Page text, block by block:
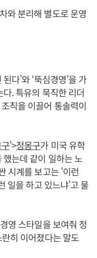
와 분리해 별도로 운영
다’와 ‘뚝심경영’을 가
. 특유의 묵직한 리더
직을 이끌어 통솔력이
'>정몽구가 미국 유학
는데 같이 일하는 노
시계를 보고는 '이런
일을 하고 있느냐'고 물
영 스타일을 보여줘 정
히 이어졌다는 말도